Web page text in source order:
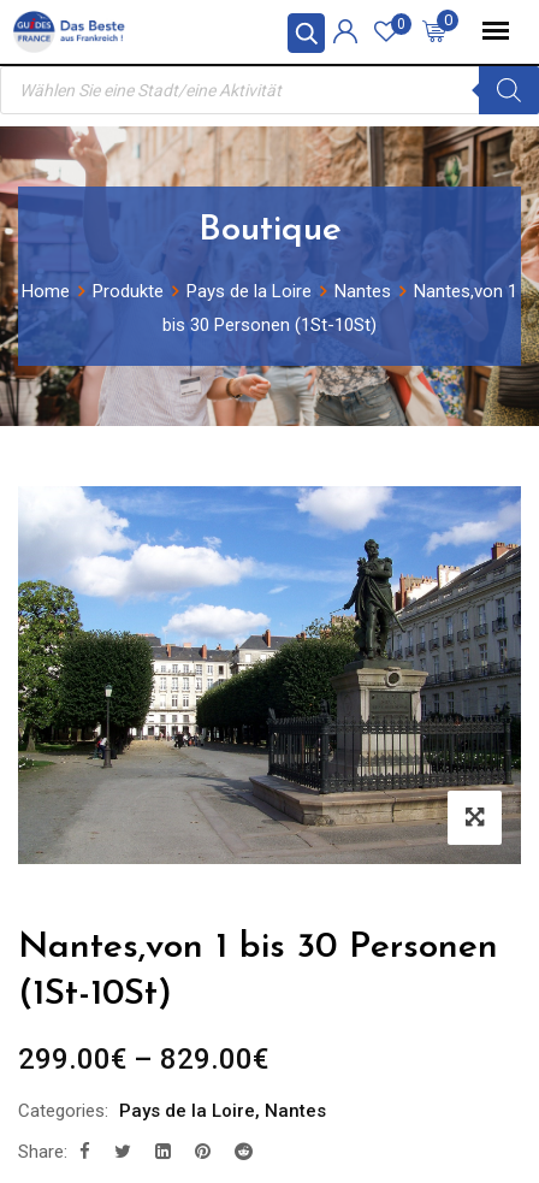
Skip
content
0
0
Products
search
Boutique
Home Produkte Pays de la Loire Nantes
Nantes,von 1
bis 30 Personen (1St-10St)
Nantes,von 1 bis 30 Personen
(1St-10St)
299.00€ – 829.00€Preisspanne:
bis
Categories: Pays de la Loire, Nantes
Share: